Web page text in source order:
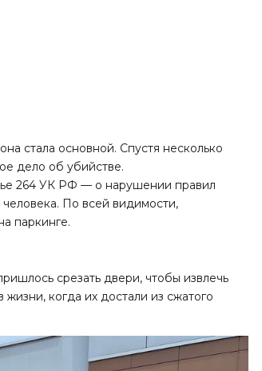
стала основной. Спустя несколько
дело об убийстве.
264 УК РФ — о нарушении правил
По всей видимости,
паркинге.
срезать двери, чтобы извлечь
когда их достали из сжатого